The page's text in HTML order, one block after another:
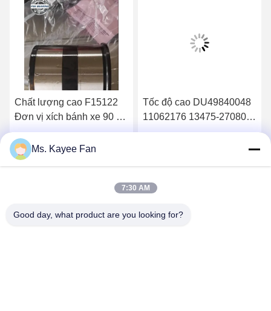
Chất lượng cao F15122
Đơn vị xích bánh xe 90 *
160 * 125mm Phụ tùng
cho MAN SAF
Nhận giá tốt nhất
Tốc độ cao DU49840048
11062176 13475-27080
Vòng xích bánh xe
Ms. Kayee Fan
7:30 AM
Good day, what product are you looking for?